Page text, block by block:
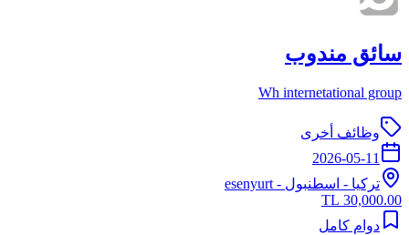
سائق مندوب
Wh internetational group
وظائف أخرى
2026-05-11
تركيا - اسطنبول - esenyurt
30,000.00 TL
دوام كامل